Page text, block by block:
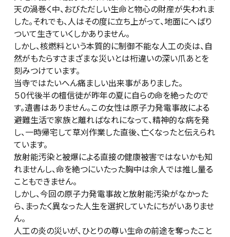
天の渦巻く中、おびただしい生命と物心の財産が失われま
した。それでも、人はその度に立ち上がって、地面にへばり
ついて生きていくしかありません。
しかし、核燃料という本質的に制御不能な人工の炎は、自
然がもたらすさまざまな災いとは桁違いの深い爪あとを
刻みつけています。
当寺ではたいへん痛ましい出来事がありました。
５０代後半の檀信徒が昨年の夏に自らの命を絶ったので
す。遺書はありません。この女性は原子力発電事故による
避難生活で家族と離ればなれになって、精神的な病を発
し、一時帰宅して草刈作業した直後、亡くなったと伝えられ
ています。
放射能汚染と被爆による直接の健康被害ではないかも知
れませんし、命を絶つにいたった胸中は余人では推し量る
こともできません。
しかし、今回の原子力発電事故と放射能汚染がなかった
ら、まったく異なった人生を選択していたにちがいありませ
ん。
人工の炎の災いが、ひとりの尊い生命の前途を奪ったこと